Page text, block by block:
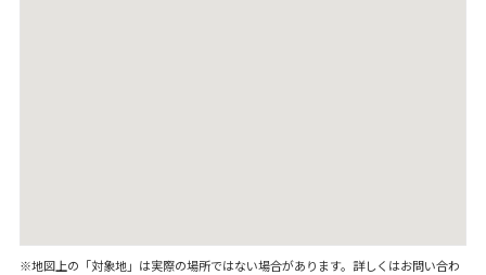
※地図上の「対象地」は実際の場所ではない場合があります。詳しくはお問い合わ